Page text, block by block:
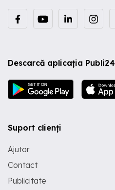
Descarcă aplicația Publi24
Suport clienți
Ajutor
Contact
Publicitate